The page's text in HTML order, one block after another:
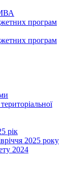
програм
програм
рік
2025 року
2024